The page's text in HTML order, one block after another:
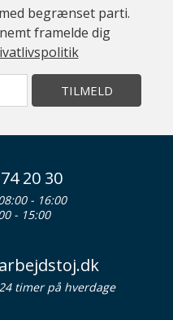
begrænset parti.
framelde dig
TILMELD
20 30
- 16:00
- 15:00
timer på hverdage